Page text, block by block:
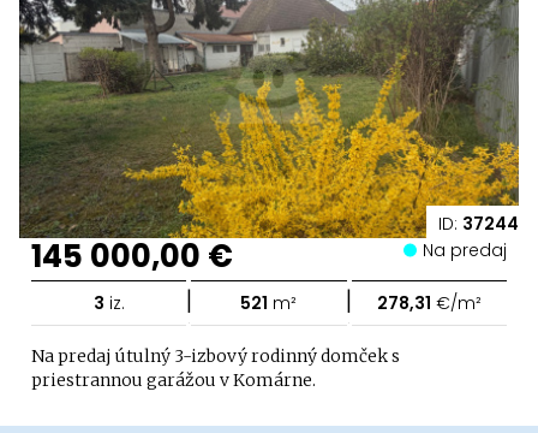
ID: 37244
145 000,00 € Na predaj
3 iz. | 521 m² | 278,31 €/m²
Na predaj útulný 3-izbový rodinný domček s
priestrannou garážou v Komárne.